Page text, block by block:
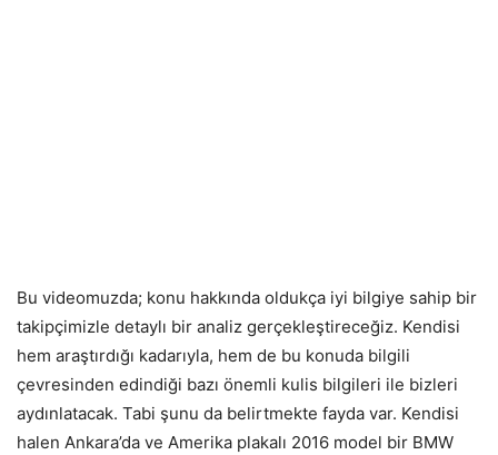
Bu videomuzda; konu hakkında oldukça iyi bilgiye sahip bir
takipçimizle detaylı bir analiz gerçekleştireceğiz. Kendisi
hem araştırdığı kadarıyla, hem de bu konuda bilgili
çevresinden edindiği bazı önemli kulis bilgileri ile bizleri
aydınlatacak. Tabi şunu da belirtmekte fayda var. Kendisi
halen Ankara’da ve Amerika plakalı 2016 model bir BMW